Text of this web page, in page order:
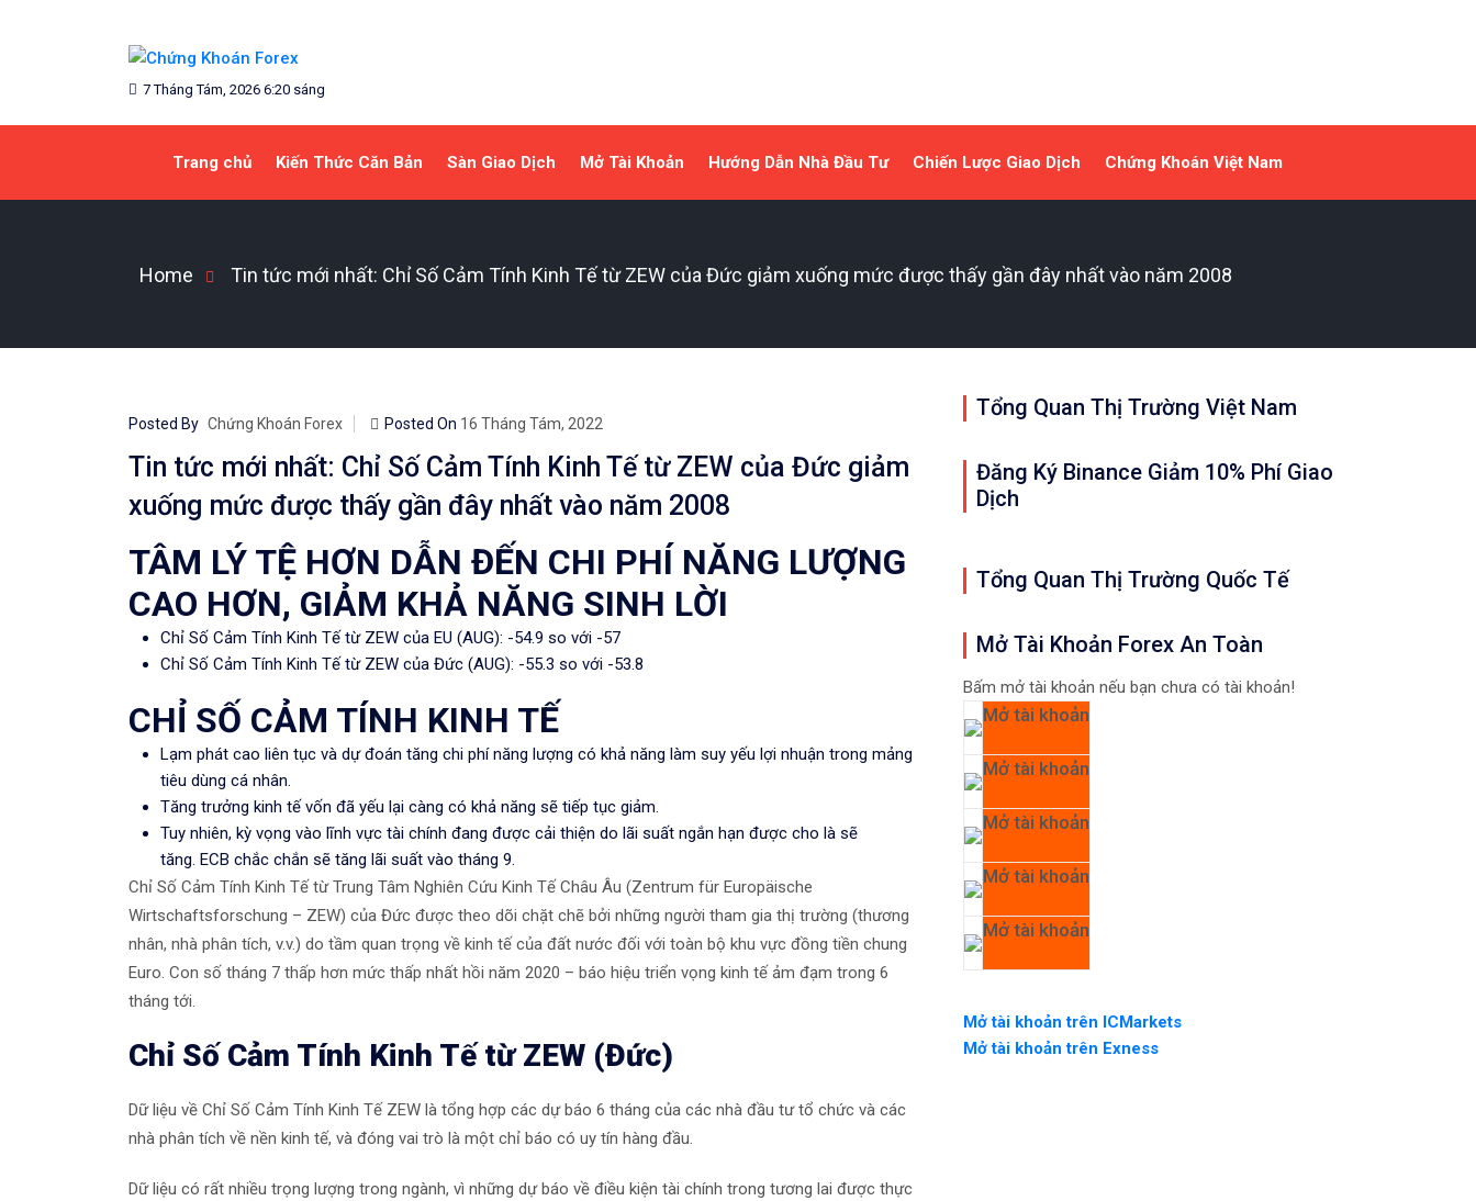
CHỨNG KHOÁN FOREX
Blog chia sẻ về Chứng Khoán và Forex
7 Tháng Tám, 2026 6:20 sáng
Trang chủ Kiến Thức Căn Bản Sàn Giao Dịch Mở Tài Khoản Hướng Dẫn Nhà Đầu Tư Chiến Lược Giao Dịch Chứng Khoán Việt Nam
Home Tin tức mới nhất: Chỉ Số Cảm Tính Kinh Tế từ ZEW của Đức giảm xuống mức được thấy gần đây nhất vào năm 2008
Posted By Chứng Khoán Forex Posted On 16 Tháng Tám, 2022
Tin tức mới nhất: Chỉ Số Cảm Tính Kinh Tế từ ZEW của Đức giảm
xuống mức được thấy gần đây nhất vào năm 2008
TÂM LÝ TỆ HƠN DẪN ĐẾN CHI PHÍ NĂNG LƯỢNG
CAO HƠN, GIẢM KHẢ NĂNG SINH LỜI
Chỉ Số Cảm Tính Kinh Tế từ ZEW của EU (AUG): -54.9 so với -57
Chỉ Số Cảm Tính Kinh Tế từ ZEW của Đức (AUG): -55.3 so với -53.8
CHỈ SỐ CẢM TÍNH KINH TẾ
Lạm phát cao liên tục và dự đoán tăng chi phí năng lượng có khả năng làm suy yếu lợi nhuận trong mảng
tiêu dùng cá nhân.
Tăng trưởng kinh tế vốn đã yếu lại càng có khả năng ​​sẽ tiếp tục giảm.
Tuy nhiên, kỳ vọng vào lĩnh vực tài chính đang được cải thiện do lãi suất ngắn hạn được cho là sẽ
tăng. ECB chắc chắn sẽ tăng lãi suất vào tháng 9.
Chỉ Số Cảm Tính Kinh Tế từ Trung Tâm Nghiên Cứu Kinh Tế Châu Âu (Zentrum für Europäische
Wirtschaftsforschung – ZEW) của Đức được theo dõi chặt chẽ bởi những người tham gia thị trường (thương
nhân, nhà phân tích, v.v.) do tầm quan trọng về kinh tế của đất nước đối với toàn bộ khu vực đồng tiền chung
Euro. Con số tháng 7 thấp hơn mức thấp nhất hồi năm 2020 – báo hiệu triển vọng kinh tế ảm đạm trong 6
tháng tới.
Chỉ Số Cảm Tính Kinh Tế từ ZEW (Đức)
Dữ liệu về Chỉ Số Cảm Tính Kinh TếZEW là tổng hợp các dự báo 6 tháng của các nhà đầu tư tổ chức và các
nhà phân tích về nền kinh tế, và đóng vai trò là một chỉ báo có uy tín hàng đầu.
Dữ liệu có rất nhiều trọng lượng trong ngành, vì những dự báo về điều kiện tài chính trong tương lai được thực
Tổng Quan Thị Trường Việt Nam
Đăng Ký Binance Giảm 10% Phí Giao
Dịch
Tổng Quan Thị Trường Quốc Tế
Mở Tài Khoản Forex An Toàn
Bấm mở tài khoản nếu bạn chưa có tài khoản!
Mở tài khoản
Mở tài khoản
Mở tài khoản
Mở tài khoản
Mở tài khoản
Mở tài khoản trên ICMarkets
Mở tài khoản trên Exness